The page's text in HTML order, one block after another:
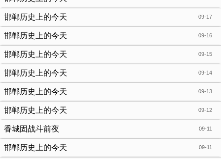
09-17
邯郸历史上的今天
09-16
邯郸历史上的今天
09-15
邯郸历史上的今天
09-14
邯郸历史上的今天
09-13
邯郸历史上的今天
09-12
邯郸历史上的今天
09-11
香城固战斗前夜
09-11
邯郸历史上的今天